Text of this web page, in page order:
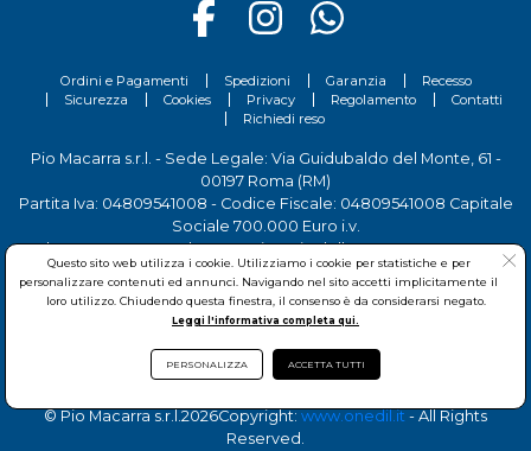
Ordini e Pagamenti Spedizioni Garanzia
Recesso
Sicurezza
Cookies Privacy Regolamento
Contatti
Richiedi reso
Pio Macarra s.r.l. - Sede Legale: Via Guidubaldo del Monte, 61 -
00197 Roma (RM)
Partita Iva: 04809541008 - Codice Fiscale: 04809541008 Capitale
Sociale 700.000 Euro i.v.
Tel.06 81156444- Sede Operativa: Via delle Imprese, 7 - 00030
San Cesareo (RM)
© Pio Macarra s.r.l.2026Copyright: www.onedil.it - All Rights
Reserved.
Questo sito web utilizza i cookie. Utilizziamo i cookie per statistiche e per
personalizzare contenuti ed annunci. Navigando nel sito accetti implicitamente il
loro utilizzo. Chiudendo questa finestra, il consenso è da considerarsi negato.
Leggi l'informativa completa qui.
PERSONALIZZA ACCETTA TUTTI